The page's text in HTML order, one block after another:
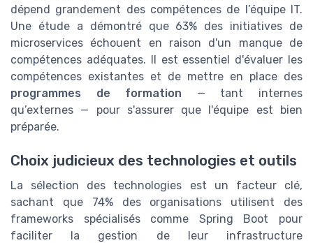
dépend grandement des compétences de l’équipe IT.
Une étude a démontré que 63% des initiatives de
microservices échouent en raison d'un manque de
compétences adéquates. Il est essentiel d'évaluer les
compétences existantes et de mettre en place des
programmes de formation — tant internes
qu’externes — pour s'assurer que l'équipe est bien
préparée.
Choix judicieux des technologies et outils
La sélection des technologies est un facteur clé,
sachant que 74% des organisations utilisent des
frameworks spécialisés comme Spring Boot pour
faciliter la gestion de leur infrastructure